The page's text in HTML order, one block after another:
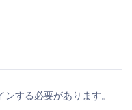
する必要があります。